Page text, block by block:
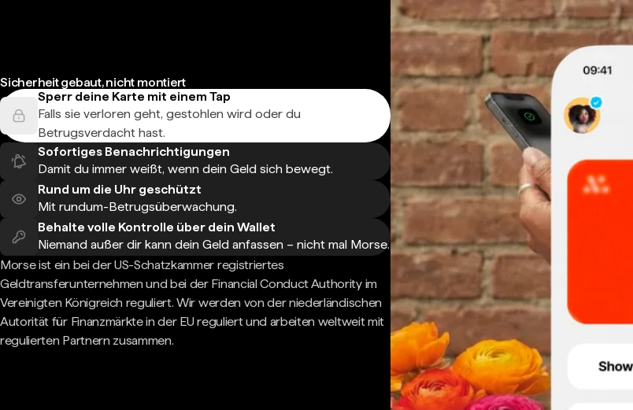
Sicherheit gebaut, nicht montiert
Sperr deine Karte mit einem Tap
Falls sie verloren geht, gestohlen wird oder du
Betrugsverdacht hast.
Sofortiges Benachrichtigungen
Damit du immer weißt, wenn dein Geld sich bewegt.
Rund um die Uhr geschützt
Mit rundum-Betrugsüberwachung.
Behalte volle Kontrolle über dein Wallet
Niemand außer dir kann dein Geld anfassen – nicht mal Morse.
Morse ist ein bei der US-Schatzkammer registriertes
Geldtransferunternehmen und bei der Financial Conduct Authority im
Vereinigten Königreich reguliert. Wir werden von der niederländischen
Autorität für Finanzmärkte in der EU reguliert und arbeiten weltweit mit
regulierten Partnern zusammen.